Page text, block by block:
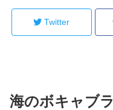
Twitter
海のボキャブ